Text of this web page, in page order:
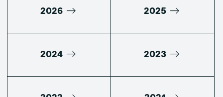
2026 2025
2024 2023